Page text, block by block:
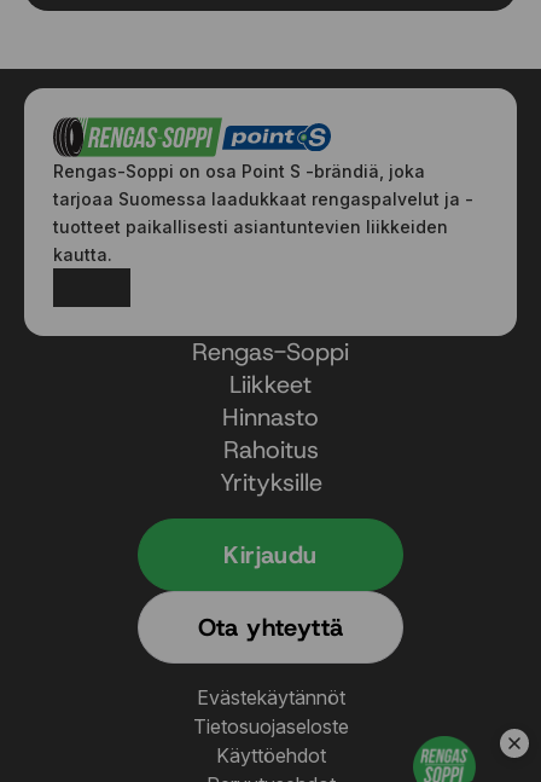
Rengas-Soppi on osa Point S -brändiä, joka
tarjoaa Suomessa laadukkaat rengaspalvelut ja -
tuotteet paikallisesti asiantuntevien liikkeiden
kautta.
Rengas-Soppi
Liikkeet
Hinnasto
Rahoitus
Yrityksille
Kirjaudu
Ota yhteyttä
Evästekäytännöt
Tietosuojaseloste
Käyttöehdot